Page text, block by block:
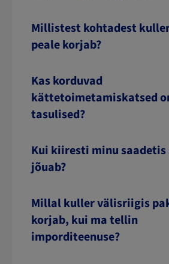
Millistest kohtadest
peale korjab?
Kas korduvad
kättetoimetamiskatsed
tasulised?
Kui kiiresti minu saadetis
jõuab?
Millal kuller välisriigis
korjab, kui ma tellin
imporditeenuse?